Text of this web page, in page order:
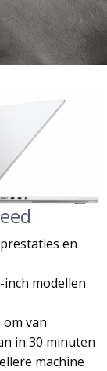
en
modellen
van
in 30 minuten
machine